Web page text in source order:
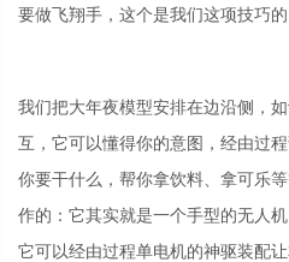
要做飞翔手，这个是我们这项技巧的
我们把大年夜模型安排在边沿侧，
互，它可以懂得你的意图，经由过
你要干什么，帮你拿饮料、拿可乐
作的：它其实就是一个手型的无人
它可以经由过程单电机的神驱装配